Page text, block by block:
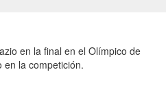
en la final en el Olímpico de
en la competición.